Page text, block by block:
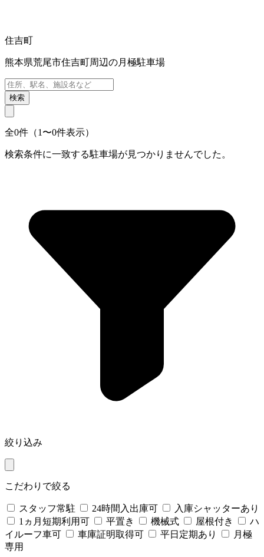
住吉町
熊本県荒尾市住吉町周辺の月極駐車場
検索
全0件（1〜0件表示）
検索条件に一致する駐車場が見つかりませんでした。
絞り込み
こだわりで絞る
スタッフ常駐 24時間入出庫可
入庫シャッターあり
1ヵ月短期利用可
平置き 機械式 屋根付き
ハ
イルーフ車可
車庫証明取得可 平日定期あり
月極
専用